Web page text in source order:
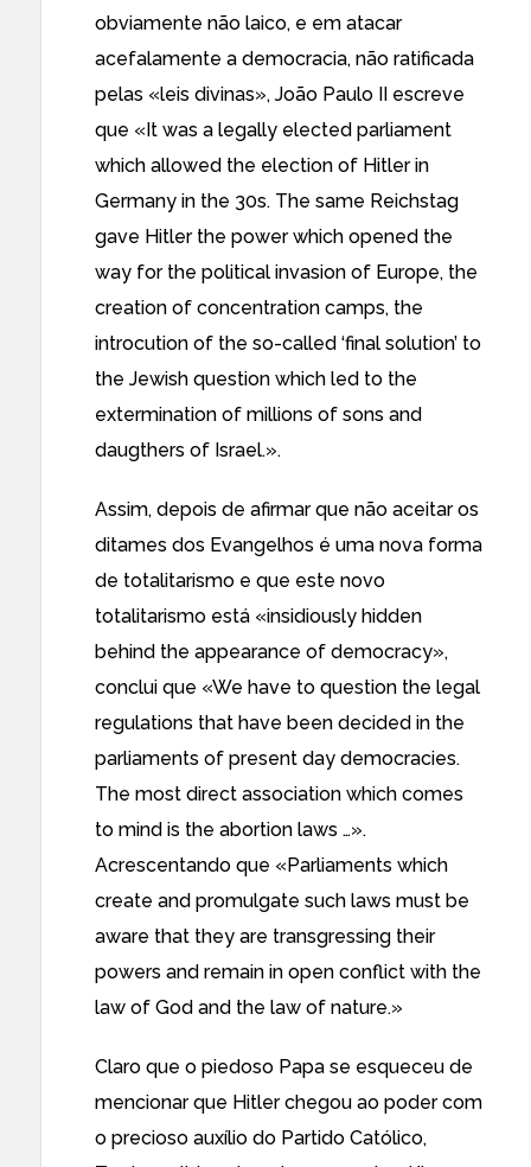
obviamente não laico, e em atacar
acefalamente a democracia, não ratificada
pelas «leis divinas», João Paulo II escreve
que «It was a legally elected parliament
which allowed the election of Hitler in
Germany in the 30s. The same Reichstag
gave Hitler the power which opened the
way for the political invasion of Europe, the
creation of concentration camps, the
introcution of the so-called ‘final solution’ to
the Jewish question which led to the
extermination of millions of sons and
daugthers of Israel.».
Assim, depois de afirmar que não aceitar os
ditames dos Evangelhos é uma nova forma
de totalitarismo e que este novo
totalitarismo está «insidiously hidden
behind the appearance of democracy»,
conclui que «We have to question the legal
regulations that have been decided in the
parliaments of present day democracies.
The most direct association which comes
to mind is the abortion laws …».
Acrescentando que «Parliaments which
create and promulgate such laws must be
aware that they are transgressing their
powers and remain in open conflict with the
law of God and the law of nature.»
Claro que o piedoso Papa se esqueceu de
mencionar que Hitler chegou ao poder com
o precioso auxílio do Partido Católico,